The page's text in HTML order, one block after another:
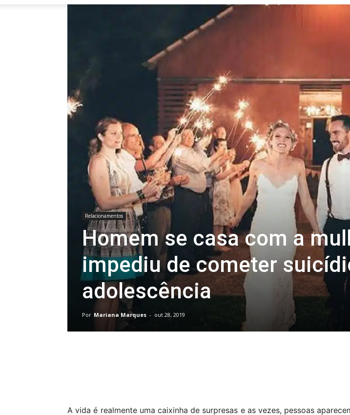
Carpe
Diem
Relacionamentos
Homem se casa com a
impediu de cometer
adolescência
Por Mariana Marques - out 28, 2019
A vida é realmente uma caixinha de surpresas e as vezes, pessoas